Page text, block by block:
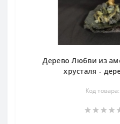
Дерево Любви из
хрусталя -
Код